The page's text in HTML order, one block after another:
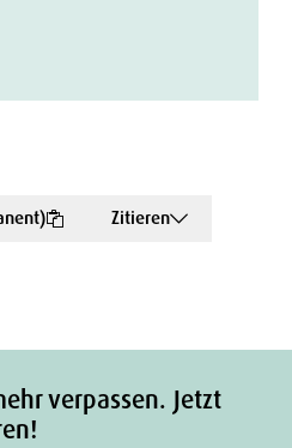
Zitieren
verpassen. Jetzt